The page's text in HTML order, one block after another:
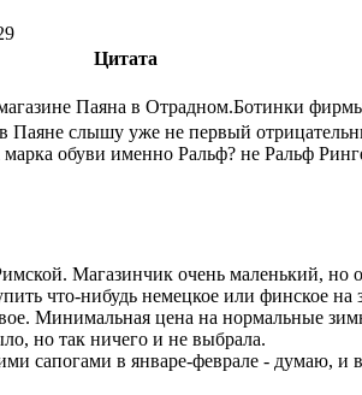
Цитата
Паяна в Отрадном.Ботинки
Паяне слышу уже не первый
марка обуви именно Ральф? не Ральф
Магазинчик очень маленький, но
что-нибудь немецкое или финское
Минимальная цена на нормальные
но так ничего и не выбрала.
сапогами в январе-феврале - думаю,